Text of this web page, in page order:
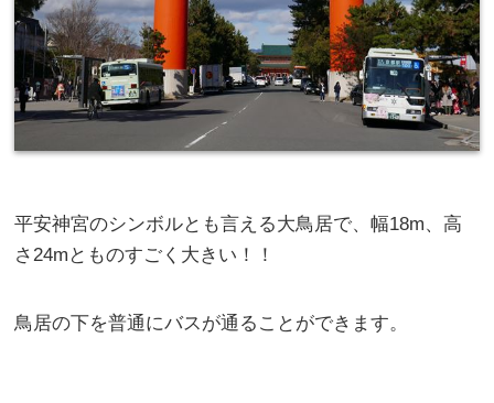
平安神宮のシンボルとも言える大鳥居で、幅18m、高
さ24mとものすごく大きい！！
鳥居の下を普通にバスが通ることができます。